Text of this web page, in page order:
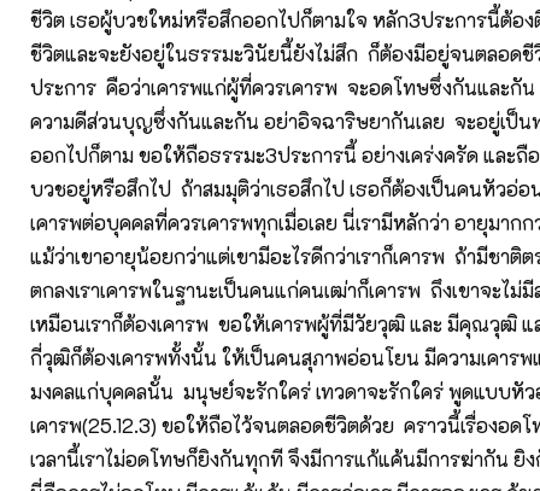
ชีวิต เธอผู้บวชใหม่หรือสึกออกไปก็ตามใจ หลัก3ประการนี้ต้อ
ชีวิตและจะยังอยู่ในธรรมะวินัยนี้ยังไม่สึก ก็ต้องมีอยู่จนตลอด
ประการ คือว่าเคารพแก่ผู้ที่ควรเคารพ จะอดโทษซึ่งกันและกัน
ความดีส่วนบุญซึ่งกันและกัน อย่าอิจฉาริษยากันเลย จะอยู่เป็น
ออกไปก็ตาม ขอให้ถือธรรมะ3ประการนี้ อย่างเคร่งครัด และถื
บวชอยู่หรือสึกไป ถ้าสมมุติว่าเธอสึกไป เธอก็ต้องเป็นคนหัวอ่
เคารพต่อบุคคลที่ควรเคารพทุกเมื่อเลย นี่เรามีหลักว่า อายุมากก
แม้ว่าเขาอายุน้อยกว่าแต่เขามีอะไรดีกว่าเราก็เคารพ ถ้ามีชาติต
ตกลงเราเคารพในฐานะเป็นคนแก่คนเฒ่าก็เคารพ ถึงเขาจะไ
เหมือนเราก็ต้องเคารพ ขอให้เคารพผู้ที่มีวัยวุฒิ และ มีคุณวุฒิ
กี่วุฒิก็ต้องเคารพทั้งนั้น ให้เป็นคนสุภาพอ่อนโยน มีความเคารพ
มงคลแก่บุคคลนั้น มนุษย์จะรักใคร่ เทวดาจะรักใคร่ พูดแบบหั
เคารพ(25.12.3) ขอให้ถือไว้จนตลอดชีวิตด้วย คราวนี้เรื่องอด
เวลานี้เราไม่อดโทษก็ยิงกันทุกที จึงมีการแก้แค้นมีการฆ่ากัน ยิ